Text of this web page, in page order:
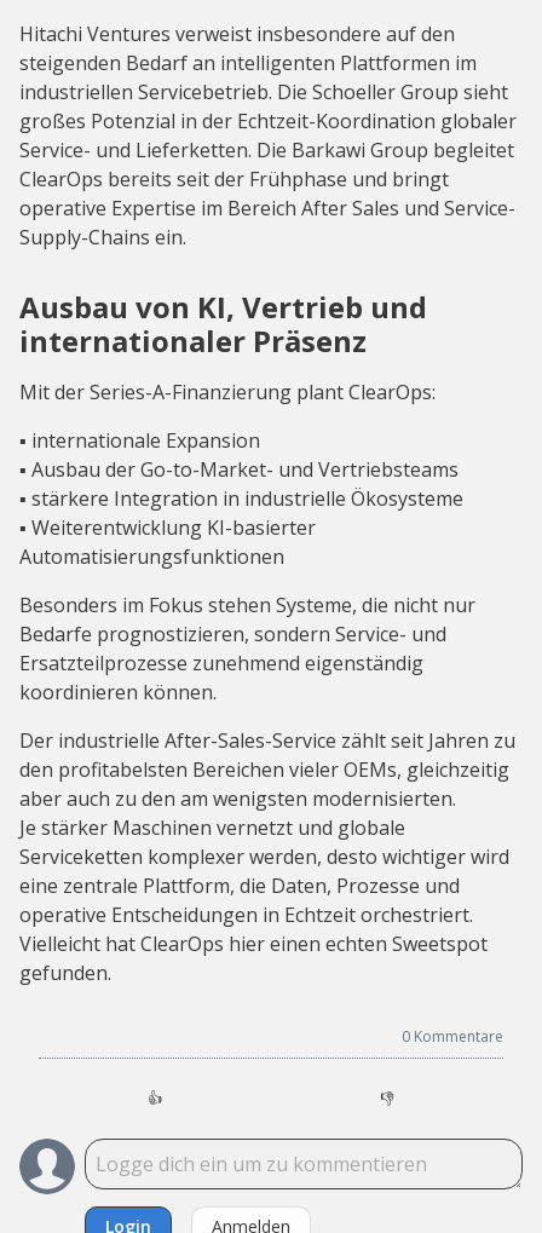
Hitachi Ventures verweist insbesondere auf den
steigenden Bedarf an intelligenten Plattformen im
industriellen Servicebetrieb. Die Schoeller Group sieht
großes Potenzial in der Echtzeit-Koordination globaler
Service- und Lieferketten. Die Barkawi Group begleitet
ClearOps bereits seit der Frühphase und bringt
operative Expertise im Bereich After Sales und Service-
Supply-Chains ein.
Ausbau von KI, Vertrieb und
internationaler Präsenz
Mit der Series-A-Finanzierung plant ClearOps:
▪️ internationale Expansion
▪️ Ausbau der Go-to-Market- und Vertriebsteams
▪️ stärkere Integration in industrielle Ökosysteme
▪️ Weiterentwicklung KI-basierter
Automatisierungsfunktionen
Besonders im Fokus stehen Systeme, die nicht nur
Bedarfe prognostizieren, sondern Service- und
Ersatzteilprozesse zunehmend eigenständig
koordinieren können.
Der industrielle After-Sales-Service zählt seit Jahren zu
den profitabelsten Bereichen vieler OEMs, gleichzeitig
aber auch zu den am wenigsten modernisierten.
Je stärker Maschinen vernetzt und globale
Serviceketten komplexer werden, desto wichtiger wird
eine zentrale Plattform, die Daten, Prozesse und
operative Entscheidungen in Echtzeit orchestriert.
Vielleicht hat ClearOps hier einen echten Sweetspot
gefunden.
0 Kommentare
👍 👎
Login Anmelden